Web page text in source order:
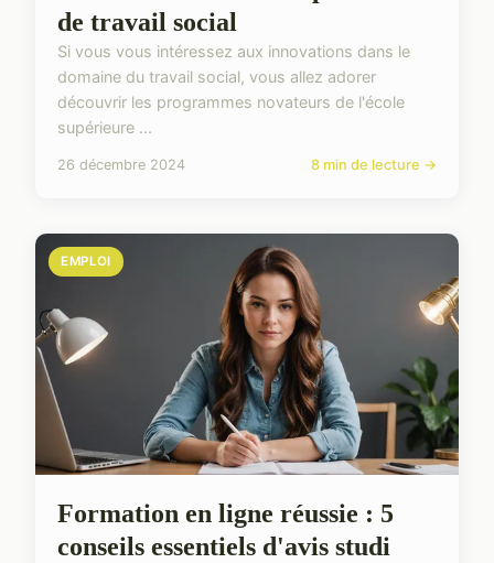
de travail social
Si vous vous intéressez aux innovations dans le
domaine du travail social, vous allez adorer
découvrir les programmes novateurs de l'école
supérieure ...
26 décembre 2024 8 min de lecture →
EMPLOI
Formation en ligne réussie : 5
conseils essentiels d'avis studi